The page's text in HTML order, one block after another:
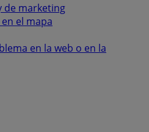
de marketing
el mapa
en la web o en la